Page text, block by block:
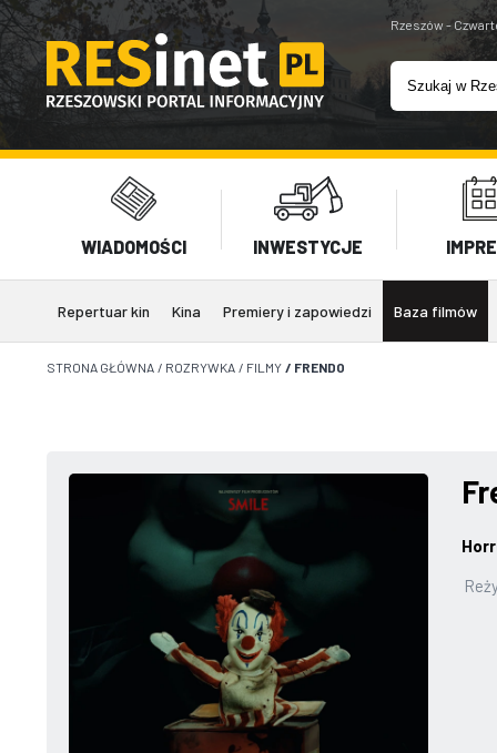
Rzeszów -
WIADOMOŚCI INWESTYCJE
Repertuar kin Kina Premiery i zapowiedzi Baza filmów
STRONA GŁÓWNA / ROZRYWKA / FILMY / FRENDO